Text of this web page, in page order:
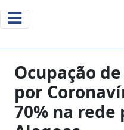
Ocupação
por
70% na